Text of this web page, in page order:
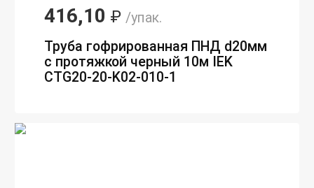
416,10 ₽ /упак.
Труба гофрированная ПНД d20мм
с протяжкой черный 10м IEK
CTG20-20-K02-010-1